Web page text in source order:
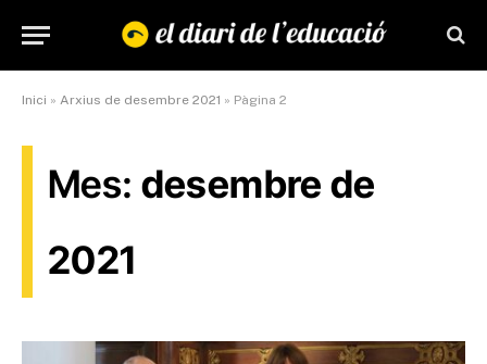
Inici » Arxius de desembre 2021 » Pàgina 2
Mes: desembre de
2021